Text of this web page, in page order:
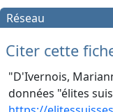
Réseau
Citer cette
"D'Ivernois,
données "élites